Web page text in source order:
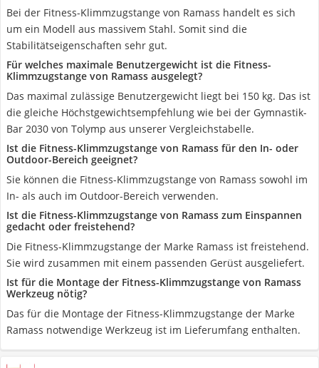
Bei der Fitness-Klimmzugstange von Ramass handelt es sich
um ein Modell aus massivem Stahl. Somit sind die
Stabilitätseigenschaften sehr gut.
Für welches maximale Benutzergewicht ist die Fitness-
Klimmzugstange von Ramass ausgelegt?
Das maximal zulässige Benutzergewicht liegt bei 150 kg. Das ist
die gleiche Höchstgewichtsempfehlung wie bei der Gymnastik-
Bar 2030 von Tolymp aus unserer Vergleichstabelle.
Ist die Fitness-Klimmzugstange von Ramass für den In- oder
Outdoor-Bereich geeignet?
Sie können die Fitness-Klimmzugstange von Ramass sowohl im
In- als auch im Outdoor-Bereich verwenden.
Ist die Fitness-Klimmzugstange von Ramass zum Einspannen
gedacht oder freistehend?
Die Fitness-Klimmzugstange der Marke Ramass ist freistehend.
Sie wird zusammen mit einem passenden Gerüst ausgeliefert.
Ist für die Montage der Fitness-Klimmzugstange von Ramass
Werkzeug nötig?
Das für die Montage der Fitness-Klimmzugstange der Marke
Ramass notwendige Werkzeug ist im Lieferumfang enthalten.